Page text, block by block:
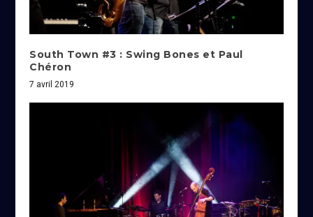
South Town #3 : Swing Bones et Paul
Chéron
7 avril 2019